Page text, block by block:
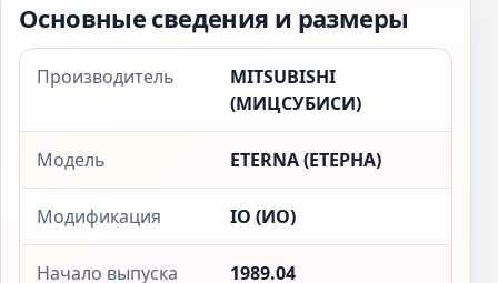
Основные сведения и размеры
Производитель
MITSUBISHI
(МИЦСУБИСИ)
Модель ETERNA (ЕТЕРНА)
Модификация IO (ИО)
Начало выпуска 1989.04